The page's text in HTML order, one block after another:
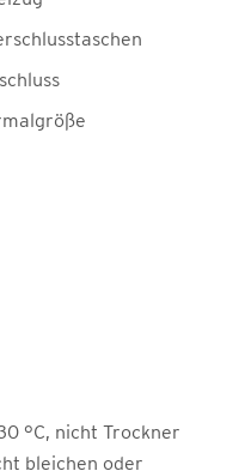
°C, nicht Trockner
bleichen oder